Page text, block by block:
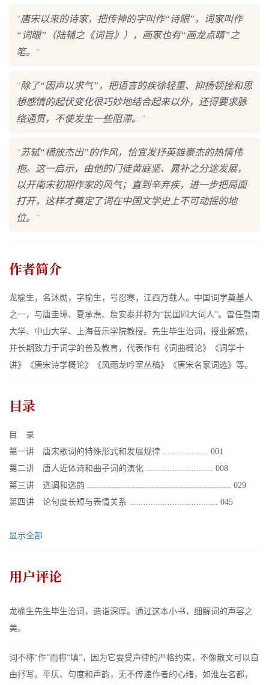
"唐宋以来的诗家，把传神的字叫作“诗眼”，词家叫作
“词眼”（陆辅之《词旨》），画家也有“画龙点睛”之
笔。
"
"除了“因声以求气”，把语言的疾徐轻重、抑扬顿挫和思
想感情的起伏变化很巧妙地结合起来以外，还得要求脉
络通贯，不使发生一些阻滞。
"
"苏轼“横放杰出”的作风，恰宜发抒英雄豪杰的热情伟
抱。这一启示，由他的门徒黄庭坚、晁补之分途发展，
以开南宋初期作家的风气；直到辛弃疾，进一步把局面
打开，这样才奠定了词在中国文学史上不可动摇的地
位。
"
作者简介
龙榆生，名沐勋，字榆生，号忍寒，江西万载人。中国词学奠基人
之一，与唐圭璋、夏承焘、詹安泰并称为“民国四大词人”。曾任暨南
大学、中山大学、上海音乐学院教授。先生毕生治词，授业解惑，
并长期致力于词学的普及教育，代表作有《词曲概论》《词学十
讲》《唐宋诗学概论》《风雨龙吟室丛稿》《唐宋名家词选》等。
目录
目 录
第一讲 唐宋歌词的特殊形式和发展规律 ................... 001
第二讲 唐人近体诗和曲子词的演化 ............................ 008
第三讲 选调和选韵 ............................................................ 029
第四讲 论句度长短与表情关系 ..................................... 045
显示全部
用户评论
龙榆生先生毕生治词，造诣深厚。通过这本小书，细解词的声容之
美。
词不称“作”而称“填”，因为它要受声律的严格约束，不像散文可以自
由抒写。平仄、句度和声韵，无不传递作者的心绪，如淮左名都，